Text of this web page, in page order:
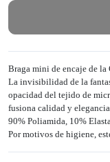
Braga mini de encaje de
La invisibilidad de la
opacidad del tejido de
fusiona calidad y
90% Poliamida, 10%
Por motivos de higiene,